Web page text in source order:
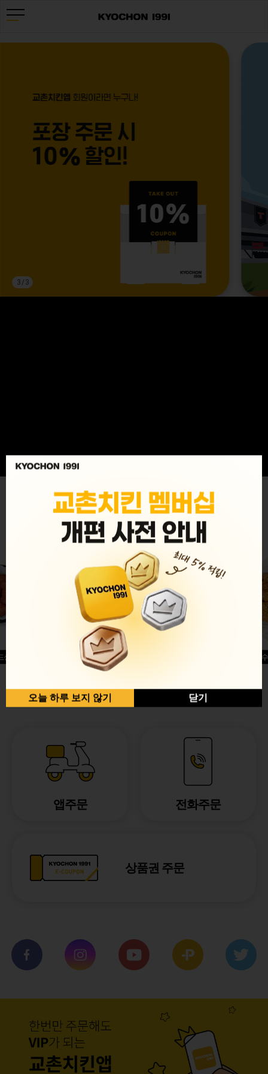
3/ 3
MENU
글윙
반반순살[레드+허니]
허니옥
앱주문 전화주문
상품권 주문
오늘 하루 보지 않기 닫기